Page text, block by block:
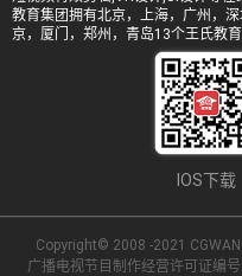
教育集团拥有北京，上海，广州，
京，厦门，郑州，青岛13个王氏教育
IOS下载
Copyright© 2008 -2021
广播电视节目制作经营许可证编